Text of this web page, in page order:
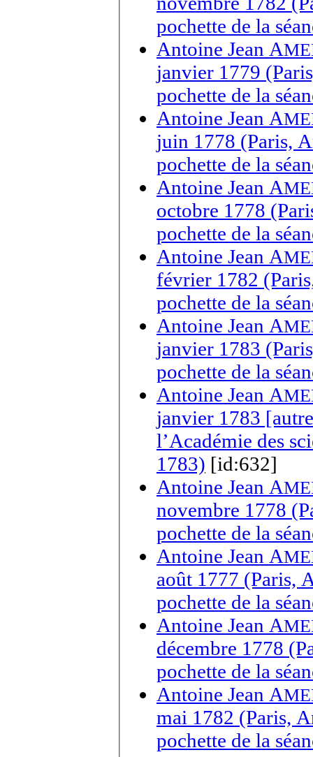
pochette de la
Antoine Jean A
janvier 1779
pochette de la
Antoine Jean A
juin 1778 (Paris,
pochette de la
Antoine Jean A
octobre 1778
pochette de la
Antoine Jean A
février 1782
pochette de la
Antoine Jean A
janvier 1783
pochette de la
Antoine Jean A
janvier 1783
l’Académie des
1783) [id:632]
Antoine Jean A
novembre 1778
pochette de la
Antoine Jean A
août 1777 (Paris,
pochette de la
Antoine Jean A
décembre 1778
pochette de la
Antoine Jean A
mai 1782 (Paris,
pochette de la